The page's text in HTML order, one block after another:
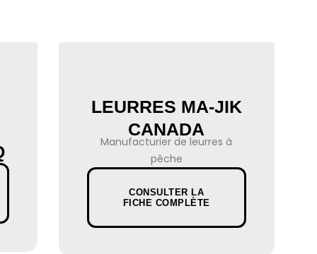
LEURRES MA-JIK
CANADA
Manufacturier de leurres à
pêche
CONSULTER LA
FICHE COMPLÈTE